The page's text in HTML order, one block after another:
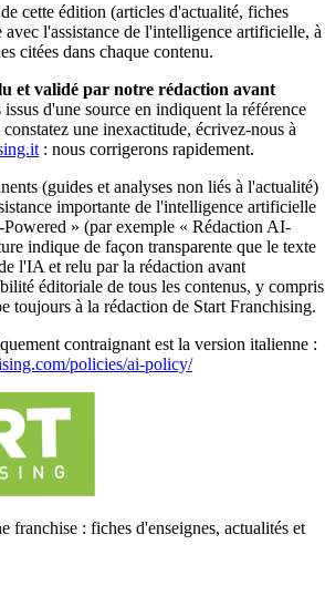
cette édition (articles d'actualité, fiches
avec l'assistance de l'intelligence artificielle, à
citées dans chaque contenu.
et validé par notre rédaction avant
issus d'une source en indiquent la référence
une inexactitude, écrivez-nous à
: nous corrigerons rapidement.
(guides et analyses non liés à l'actualité)
importante de l'intelligence artificielle
» (par exemple « Rédaction AI-
indique de façon transparente que le texte
l'IA et relu par la rédaction avant
éditoriale de tous les contenus, y compris
toujours à la rédaction de Start Franchising.
contraignant est la version italienne :
policies/ai-policy/
franchise : fiches d'enseignes, actualités et